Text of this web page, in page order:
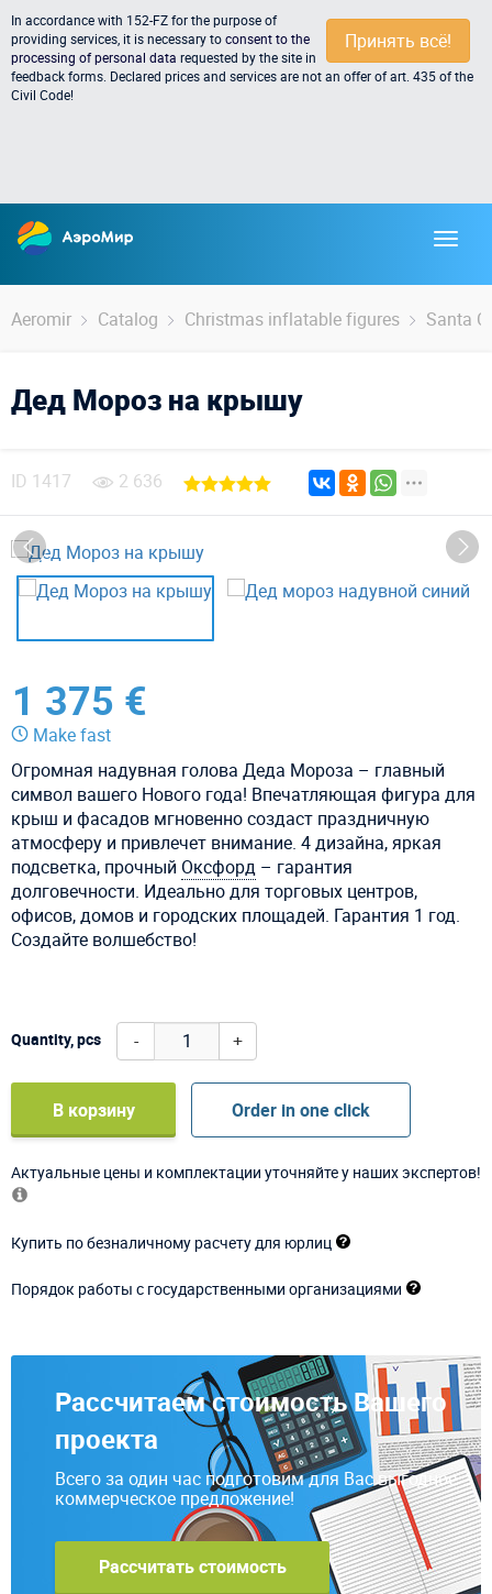
Принять всё!
In accordance with 152-FZ for the purpose of
providing services, it is necessary toconsent to the
processing of personal data requested by the site in
feedback forms. Declared prices and services are not an offer of art. 435 of the
Civil Code!
Aeromir Catalog Christmas inflatable figures Santa
Дед Мороз на крышу
ID 1417 2 636
1 375 €
Make fast
Огромная надувная голова Деда Мороза – главный
символ вашего Нового года! Впечатляющая фигура для
крыш и фасадов мгновенно создаст праздничную
атмосферу и привлечет внимание. 4 дизайна, яркая
подсветка, прочный Оксфорд – гарантия
долговечности. Идеально для торговых центров,
офисов, домов и городских площадей. Гарантия 1 год.
Создайте волшебство!
Quantity, pcs - +
В корзину Order in one click
Актуальные цены и комплектации уточняйте у наших экспертов!
Купить по безналичному расчету для юрлиц
Порядок работы с государственными организациями
Рассчитаем стоимость Вашего
проекта
Всего за один час подготовим для Вас выгодное
коммерческое предложение!
Рассчитать стоимость